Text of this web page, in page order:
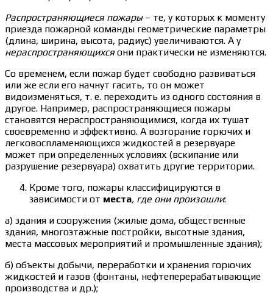
Распространяющиеся пожары– те, у которых к моменту
приезда пожарной команды геометрические параметры
(длина, ширина, высота, радиус) увеличиваются. А у
нераспространяющихсяони практически не изменяются.
Со временем, если пожар будет свободно развиваться
или же если его начнут гасить, то он может
видоизменяться, т. е. переходить из одного состояния в
другое. Например, распространяющиеся пожары
становятся нераспространяющимися, когда их тушат
своевременно и эффективно. А возгорание горючих и
легковоспламеняющихся жидкостей в резервуаре
может при определенных условиях (вскипание или
разрушение резервуара) охватить другие территории.
Кроме того, пожары классифицируются в
зависимости от места, где они произошли:
а) здания и сооружения (жилые дома, общественные
здания, многоэтажные постройки, высотные здания,
места массовых мероприятий и промышленные здания);
б) объекты добычи, переработки и хранения горючих
жидкостей и газов (фонтаны, нефтеперерабатывающие
производства и др.);